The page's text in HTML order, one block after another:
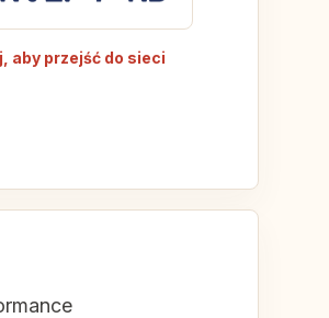
aby przejść do sieci